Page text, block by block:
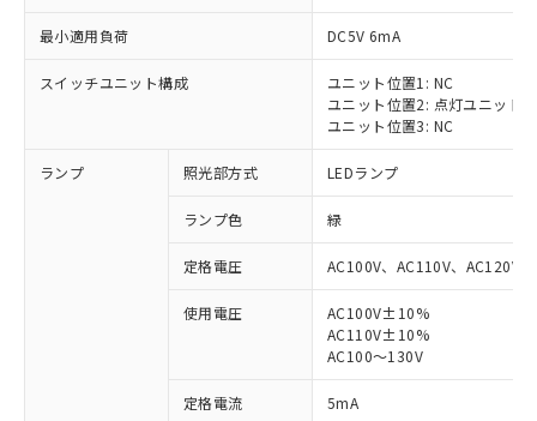
最小適用負荷 DC5V 6mA
スイッチユニット構成
ユニット位置1: NC
ユニット位置2: 点灯ユニット
ユニット位置3: NC
ランプ 照光部方式 LEDランプ
ランプ色 緑
定格電圧 AC100V、AC110V、AC120V
使用電圧
AC100V±10%
AC110V±10%
AC100～130V
定格電流 5mA
※1 対応状況
対応済み：EU RoHS指令（10物質）の
非含有に対応した製品が提供可能な商品で